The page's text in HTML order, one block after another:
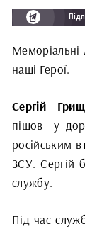
Меморіальні
наші Герої.
Сергій
пішов у
російським
ЗСУ. Сергій
службу.
Під час